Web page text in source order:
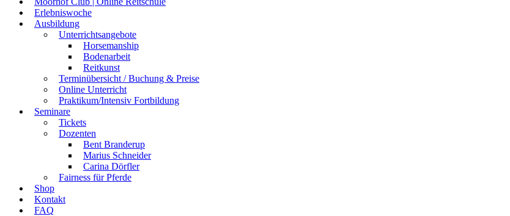
Erlebniswoche
Ausbildung
Unterrichtsangebote
Horsemanship
Bodenarbeit
Reitkunst
Terminübersicht / Buchung & Preise
Online Unterricht
Praktikum/Intensiv Fortbildung
Seminare
Tickets
Dozenten
Bent Branderup
Marius Schneider
Carina Dörfler
Fairness für Pferde
Shop
Kontakt
FAQ